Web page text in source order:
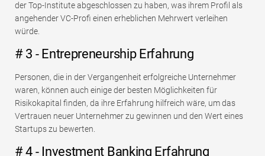
der Top-Institute abgeschlossen zu haben, was ihrem Profil als
angehender VC-Profi einen erheblichen Mehrwert verleihen
würde.
# 3 - Entrepreneurship Erfahrung
Personen, die in der Vergangenheit erfolgreiche Unternehmer
waren, können auch einige der besten Möglichkeiten für
Risikokapital finden, da ihre Erfahrung hilfreich wäre, um das
Vertrauen neuer Unternehmer zu gewinnen und den Wert eines
Startups zu bewerten.
# 4 - Investment Banking Erfahrung